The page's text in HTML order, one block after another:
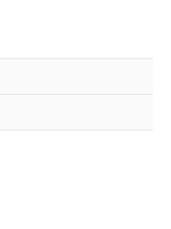
が、当社の製
客様との取
、"個人情報
ロードするこ
含有証明書